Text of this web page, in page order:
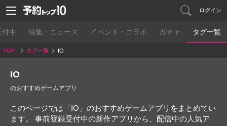
ログイン
中 特集・ニュース イベント・コラボ ガチャ タグ一覧
TOP タグ一覧 IO
IO
のおすすめゲームアプリ
このページでは「IO」のおすすめゲームアプリをまとめてい
ます。 事前登録受付中の新作アプリから、配信中の人気ア